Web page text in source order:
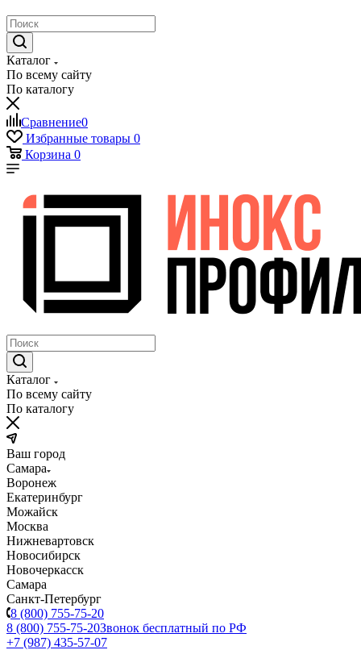
Каталог
По всему сайту
По каталогу
Сравнение0
Избранные товары 0
Корзина 0
Каталог
По всему сайту
По каталогу
Ваш город
Самара
Воронеж
Екатеринбург
Можайск
Москва
Нижневартовск
Новосибирск
Новочеркасск
Самара
Санкт-Петербург
8 (800) 755-75-20
8 (800) 755-75-20Звонок бесплатный по РФ
+7 (987) 435-57-07